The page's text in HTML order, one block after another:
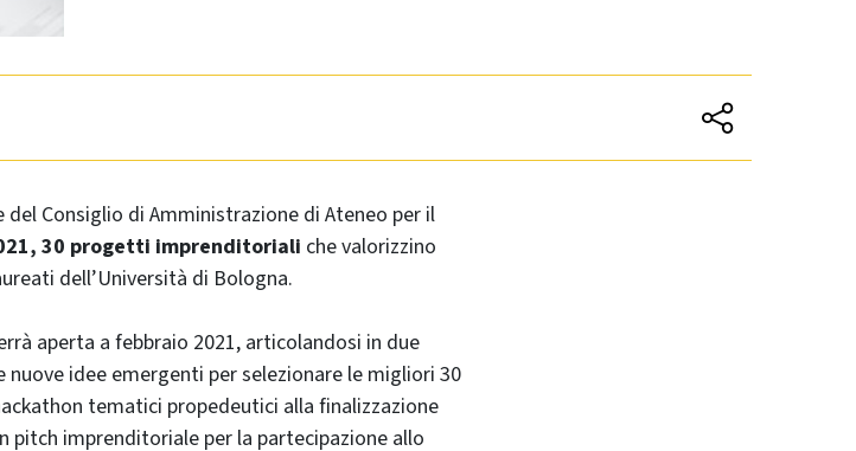
Consiglio di Amministrazione di Ateneo per il
30 progetti imprenditoriali che valorizzino
dell’Università di Bologna.
aperta a febbraio 2021, articolandosi in due
nuove idee emergenti per selezionare le migliori 30
tematici propedeutici alla finalizzazione
pitch imprenditoriale per la partecipazione allo